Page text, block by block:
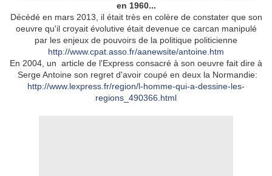
en 1960...
Décédé en mars 2013, il était très en colère de constater que son
oeuvre qu'il croyait évolutive était devenue ce carcan manipulé
par les enjeux de pouvoirs de la politique politicienne
http://www.cpat.asso.fr/aanewsite/antoine.htm
En 2004, un article de l'Express consacré à son oeuvre fait dire à
Serge Antoine son regret d'avoir coupé en deux la Normandie:
http://www.lexpress.fr/region/l-homme-qui-a-dessine-les-
regions_490366.html